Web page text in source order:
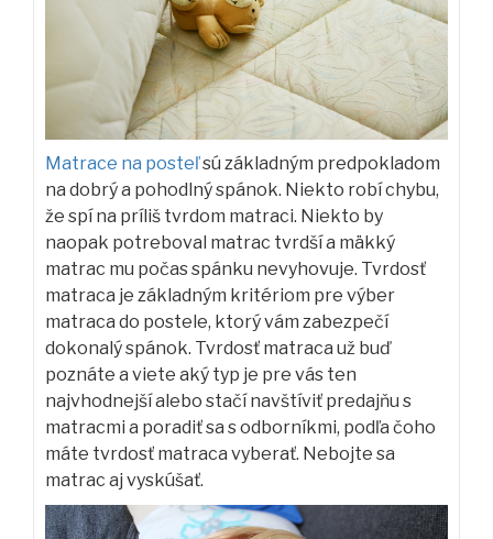
Matrace na posteľsú základným predpokladom
na dobrý a pohodlný spánok. Niekto robí chybu,
že spí na príliš tvrdom matraci. Niekto by
naopak potreboval matrac tvrdší a mäkký
matrac mu počas spánku nevyhovuje. Tvrdosť
matraca je základným kritériom pre výber
matraca do postele, ktorý vám zabezpečí
dokonalý spánok. Tvrdosť matraca už buď
poznáte a viete aký typ je pre vás ten
najvhodnejší alebo stačí navštíviť predajňu s
matracmi a poradiť sa s odborníkmi, podľa čoho
máte tvrdosť matraca vyberať. Nebojte sa
matrac aj vyskúšať.